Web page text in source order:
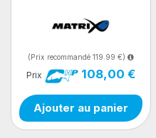
(Prix recommandé 119.99 €)
Prix 108,00 €
Ajouter au panier